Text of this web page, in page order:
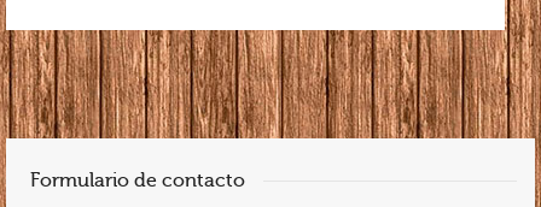
Formulario de contacto